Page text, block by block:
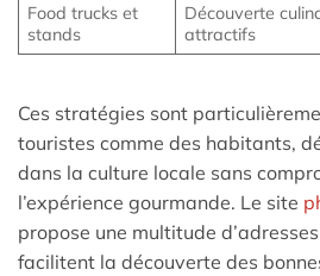
Food trucks et
stands
Découverte
attractifs
Ces stratégies sont
touristes comme des habitants,
dans la culture locale sans
l’expérience gourmande. Le site
propose une multitude
facilitent la découverte des